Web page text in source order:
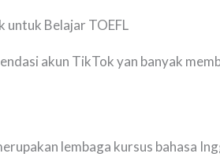
untuk Belajar TOEFL
akun TikTok yan banyak
lembaga kursus bahasa